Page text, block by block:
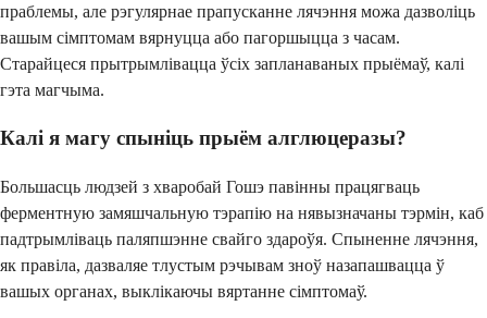
праблемы, але рэгулярнае прапусканне лячэння можа дазволіць
вашым сімптомам вярнуцца або пагоршыцца з часам.
Старайцеся прытрымлівацца ўсіх запланаваных прыёмаў, калі
гэта магчыма.
Калі я магу спыніць прыём алглюцеразы?
Большасць людзей з хваробай Гошэ павінны працягваць
ферментную замяшчальную тэрапію на нявызначаны тэрмін, каб
падтрымліваць паляпшэнне свайго здароўя. Спыненне лячэння,
як правіла, дазваляе тлустым рэчывам зноў назапашвацца ў
вашых органах, выклікаючы вяртанне сімптомаў.